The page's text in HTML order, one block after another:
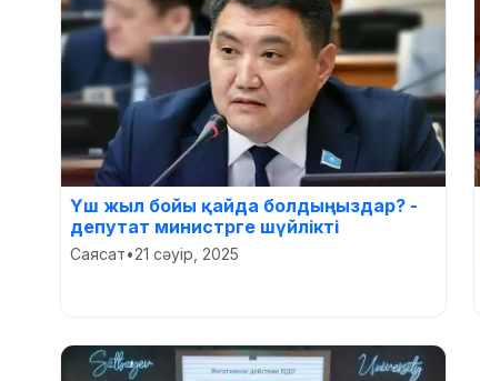
Үш жыл бойы қайда болдыңыздар? -
депутат министрге шүйлікті
Саясат•21 сәуір, 2025